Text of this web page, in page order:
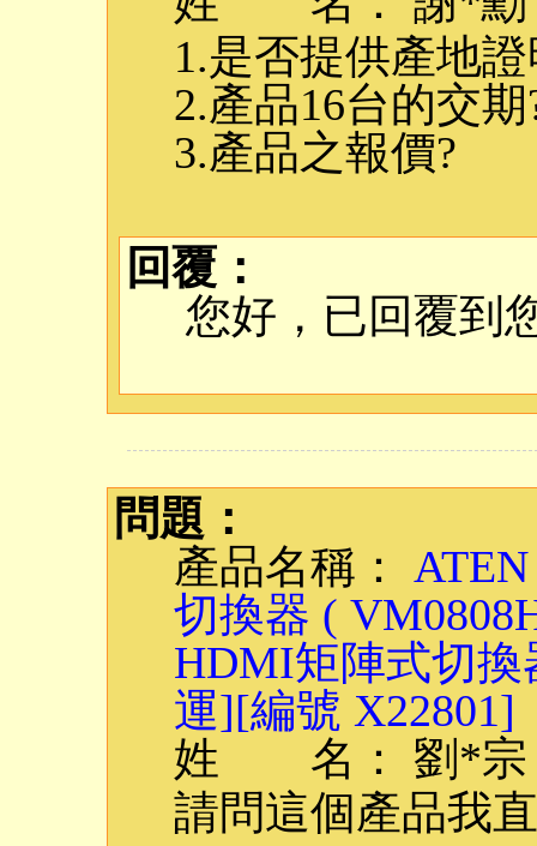
1.是否提供產地證
2.產品16台的交期
3.產品之報價?
回覆：
您好，已回覆到
問題：
產品名稱：
切換器 (
HDMI矩陣式切換
運][編號 X22801]
姓 名： 劉*宗
請問這個產品我